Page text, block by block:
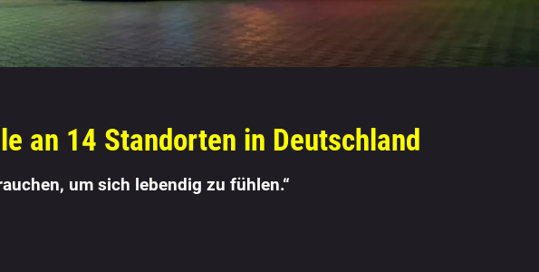
an 14 Standorten in Deutschland
um sich lebendig zu fühlen.“